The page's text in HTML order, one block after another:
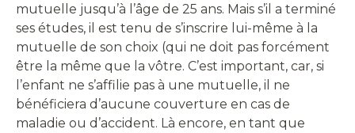
mutuelle jusqu’à l’âge de 25 ans. Mais s’il a terminé
ses études, il est tenu de s’inscrire lui-même à la
mutuelle de son choix (qui ne doit pas forcément
être la même que la vôtre. C’est important, car, si
l’enfant ne s’affilie pas à une mutuelle, il ne
bénéficiera d’aucune couverture en cas de
maladie ou d’accident. Là encore, en tant que